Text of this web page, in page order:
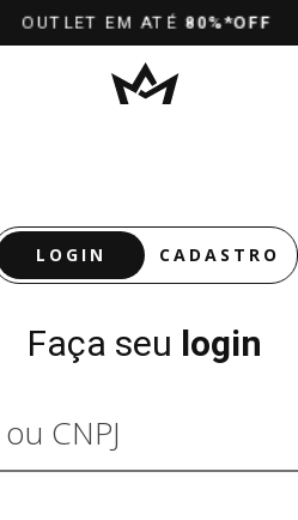
LOGIN CADASTRO
Faça seu login